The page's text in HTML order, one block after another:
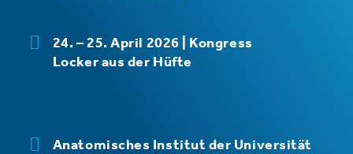
24. – 25. April 2026 | Kongress
Locker aus der Hüfte
Anatomisches Institut der Universität